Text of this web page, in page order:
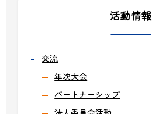
活動情報
交流
年次大会
パートナーシップ